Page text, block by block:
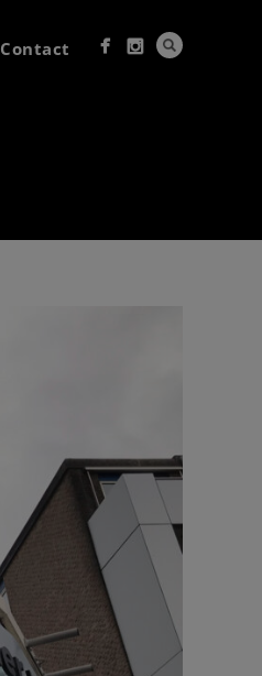
Contact